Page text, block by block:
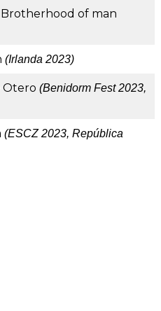
Brotherhood of man
(Irlanda 2023)
Otero (Benidorm Fest 2023,
(ESCZ 2023, República